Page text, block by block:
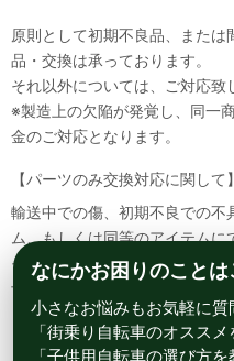
原則として初期不良品、また
品・交換は承っております。
それ以外については、ご対応致
※製造上の欠陥が発覚し、同一
金のご対応となります。
【パーツのみ交換対応に関して】
輸送中での傷、初期不良での不
ム、もしくは同等のアイテム
その場合該当部品を着払いにて
予めご了承ください。
なにかお困りのことは
小さなお悩みもお気軽に
「街乗り自転車のオススメ
「子供用自転車の選び方